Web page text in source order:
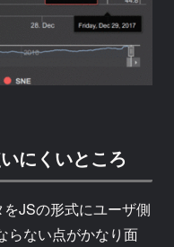
にくいところ
JSの形式にユーザ側
らない点がかなり面